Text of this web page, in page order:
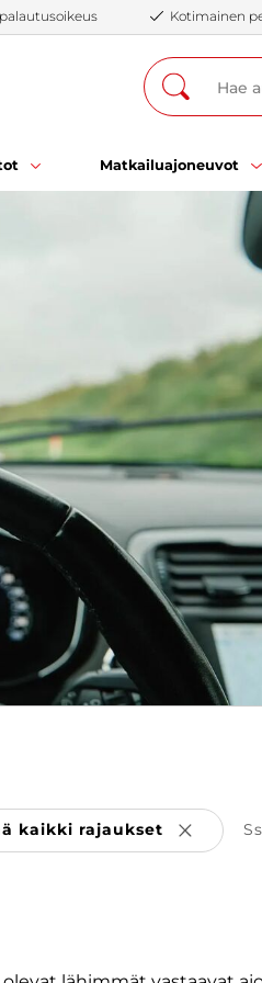
Kotimainen
Matkailuajoneuvot
kaikki rajaukset Poista